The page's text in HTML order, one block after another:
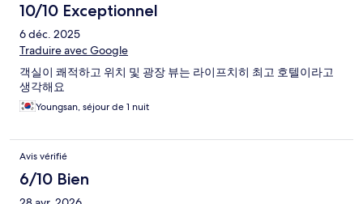
10/10 Exceptionnel
6 déc. 2025
Traduire avec Google
객실이 쾌적하고 위치 및 광장 뷰는 라이프치히 최고 호텔이라고
생각해요
Youngsan, séjour de 1 nuit
Avis vérifié
6/10 Bien